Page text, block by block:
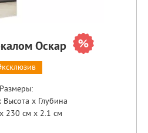
Оскар
Размеры:
x Глубина
230 см x 2.1 см